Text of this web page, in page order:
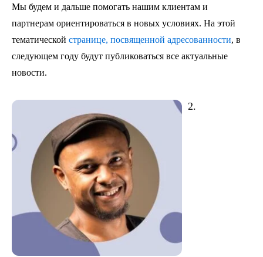
Мы будем и дальше помогать нашим клиентам и
партнерам ориентироваться в новых условиях. На этой
тематической странице, посвященной адресованности, в
следующем году будут публиковаться все актуальные
новости.
2.